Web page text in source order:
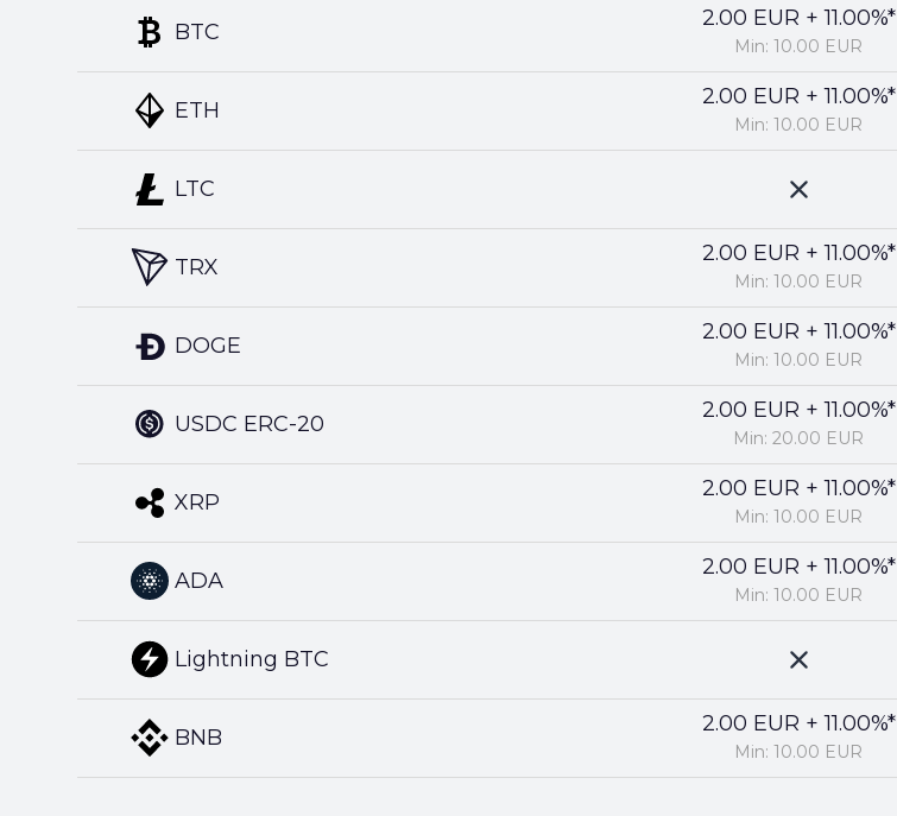
BTC
ETH
LTC
TRX
DOGE
USDC ERC-20
XRP
ADA
Lightning BTC
BNB
2.00 EUR + 11.00%*
Min: 10.00 EUR
2.00 EUR + 11.00%*
Min: 10.00 EUR
2.00 EUR + 11.00%*
Min: 10.00 EUR
2.00 EUR + 11.00%*
Min: 10.00 EUR
2.00 EUR + 11.00%*
Min: 20.00 EUR
2.00 EUR + 11.00%*
Min: 10.00 EUR
2.00 EUR + 11.00%*
Min: 10.00 EUR
2.00 EUR + 11.00%*
Min: 10.00 EUR